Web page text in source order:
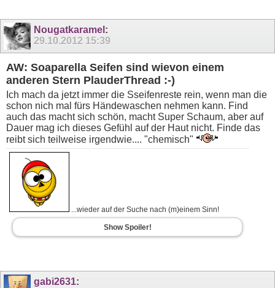
Nougatkaramel :
29.10.2012 15:39
AW: Soaparella Seifen sind wievon einem
anderen Stern PlauderThread :-)
Ich mach da jetzt immer die Sseifenreste rein, wenn man die
schon nich mal fürs Händewaschen nehmen kann. Find
auch das macht sich schön, macht Super Schaum, aber auf
Dauer mag ich dieses Gefühl auf der Haut nicht. Finde das
reibt sich teilweise irgendwie.... "chemisch"
...wieder auf der Suche nach (m)einem Sinn!
Show Spoiler!
gabi2631: